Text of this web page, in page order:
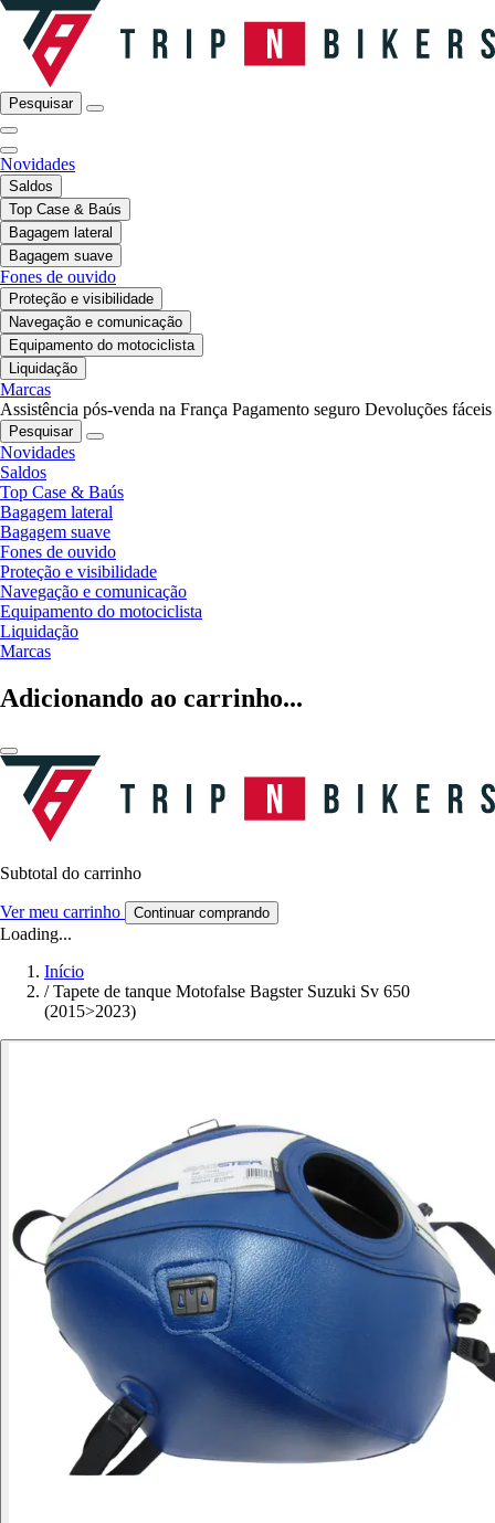
Pesquisar
Novidades
Saldos
Top Case & Baús
Bagagem lateral
Bagagem suave
Fones de ouvido
Proteção e visibilidade
Navegação e comunicação
Equipamento do motociclista
Liquidação
Marcas
Assistência pós-venda na França Pagamento seguro Devoluções fáceis
Pesquisar
Novidades
Saldos
Top Case & Baús
Bagagem lateral
Bagagem suave
Fones de ouvido
Proteção e visibilidade
Navegação e comunicação
Equipamento do motociclista
Liquidação
Marcas
Adicionando ao carrinho...
Subtotal do carrinho
Ver meu carrinho Continuar comprando
Loading...
Início
/ Tapete de tanque Motofalse Bagster Suzuki Sv 650
(2015>2023)